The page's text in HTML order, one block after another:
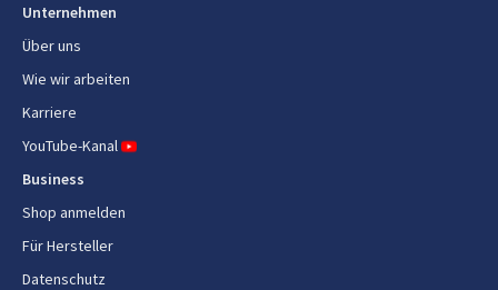
Steuerung
Display-Typ
Timer
Sichtbarer Wasserstand
Kabellänge
Unternehmen
Über uns
Wie wir arbeiten
Karriere
YouTube-Kanal
Business
Shop anmelden
Für Hersteller
Datenschutz